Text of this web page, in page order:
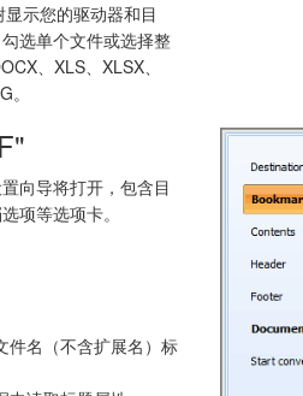
示您的驱动器和目
选单个文件或选择整
、XLS、XLSX、
向导将打开，包含目
项等选项卡。
名（不含扩展名）标